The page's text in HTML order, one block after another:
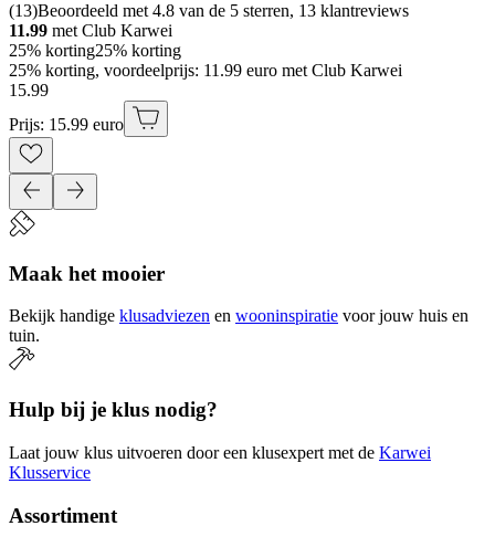
(13)Beoordeeld met 4.8 van de 5 sterren, 13 klantreviews
11.99 met Club Karwei
25% korting25% korting
25% korting, voordeelprijs: 11.99 euro met Club Karwei
15.99
Prijs: 15.99 euro
Maak het mooier
Bekijk handige klusadviezen en wooninspiratie voor jouw huis en
tuin.
Hulp bij je klus nodig?
Laat jouw klus uitvoeren door een klusexpert met de Karwei
Klusservice
Assortiment